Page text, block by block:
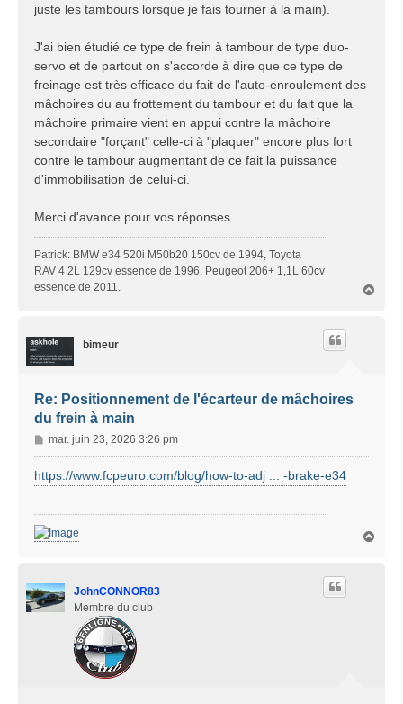
juste les tambours lorsque je fais tourner à la main).
J'ai bien étudié ce type de frein à tambour de type duo-
servo et de partout on s'accorde à dire que ce type de
freinage est très efficace du fait de l'auto-enroulement des
mâchoires du au frottement du tambour et du fait que la
mâchoire primaire vient en appui contre la mâchoire
secondaire "forçant" celle-ci à "plaquer" encore plus fort
contre le tambour augmentant de ce fait la puissance
d'immobilisation de celui-ci.
Merci d'avance pour vos réponses.
Patrick: BMW e34 520i M50b20 150cv de 1994, Toyota
RAV 4 2L 129cv essence de 1996, Peugeot 206+ 1,1L 60cv
essence de 2011.
bimeur
Re: Positionnement de l'écarteur de mâchoires
du frein à main
M
e
s
s
e
mar. juin 23, 2026 3:26 pm
https://www.fcpeuro.com/blog/how-to-adj ... -brake-e34
JohnCONNOR83
Membre du club